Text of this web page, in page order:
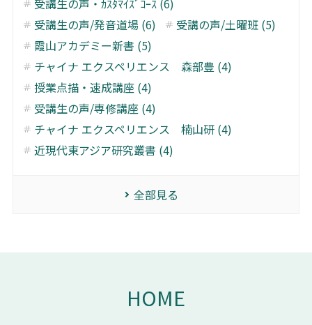
受講生の声/発音道場 (6)
受講の声/土曜班 (5)
霞山アカデミー新書 (5)
チャイナ エクスペリエンス 森部豊 (4)
授業点描・速成講座 (4)
受講生の声/専修講座 (4)
チャイナ エクスペリエンス 楠山研 (4)
近現代東アジア研究叢書 (4)
全部見る
HOME